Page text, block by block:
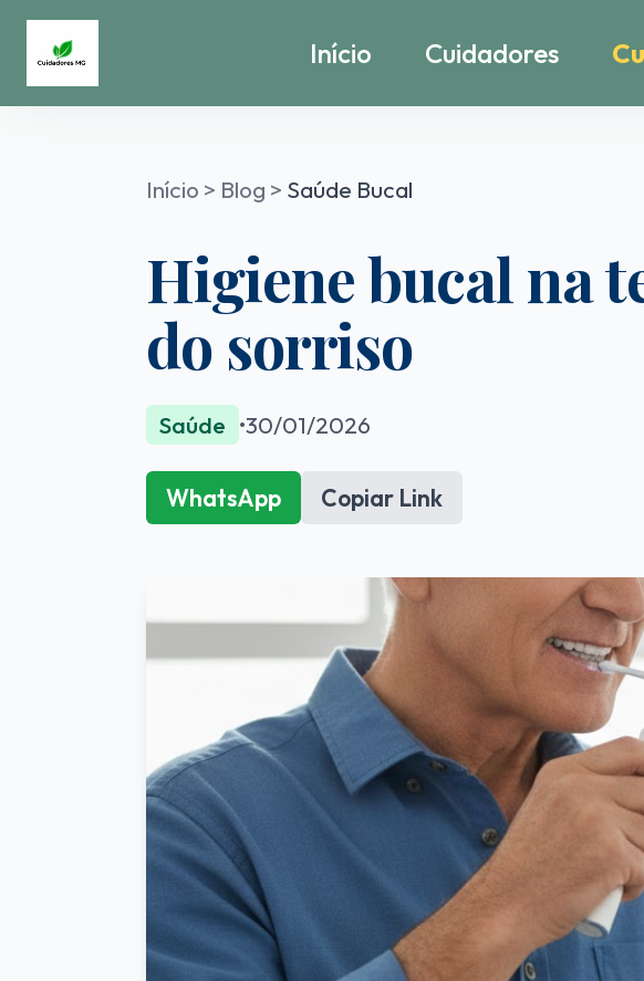
Início Cuidadores
Início > Blog > Saúde Bucal
Higiene bucal na
do sorriso
Saúde •30/01/2026
WhatsApp Copiar Link